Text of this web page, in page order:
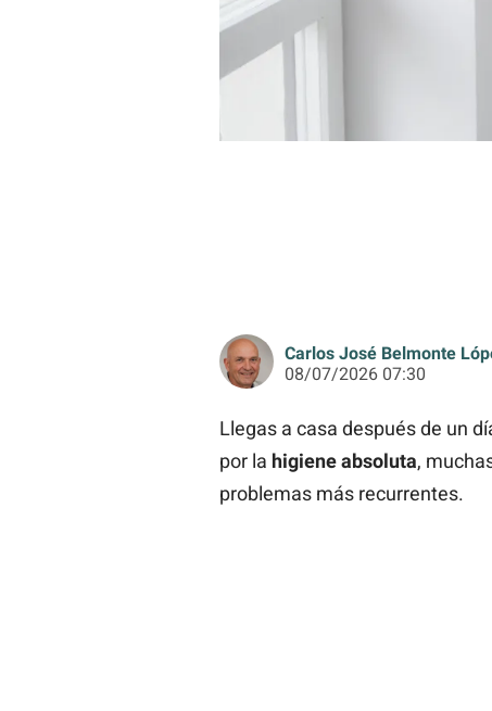
Carlos José Belmonte
08/07/2026 07:30
Llegas a casa después de un
por la higiene absoluta,
problemas más recurrentes.